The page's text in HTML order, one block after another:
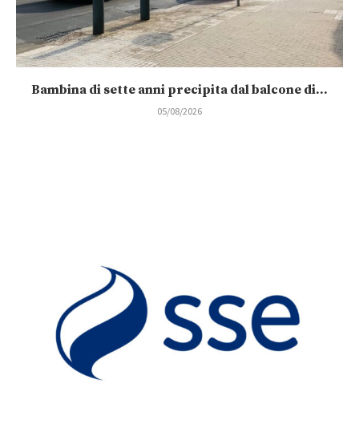
Bambina di sette anni precipita dal balcone di...
05/08/2026